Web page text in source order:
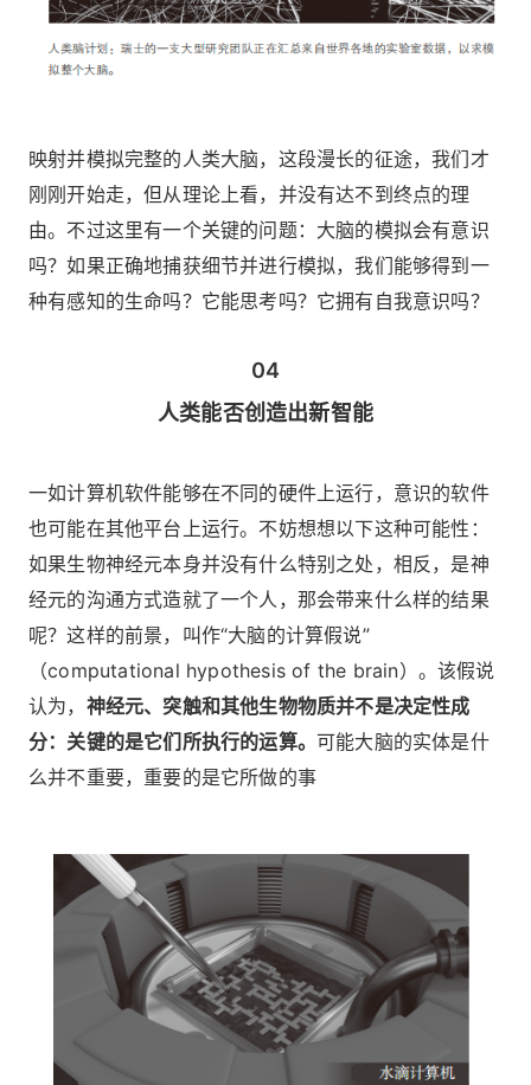
映射并模拟完整的人类大脑，这段漫长的征途，我们才
刚刚开始走，但从理论上看，并没有达不到终点的理
由。不过这里有一个关键的问题：大脑的模拟会有意识
吗？如果正确地捕获细节并进行模拟，我们能够得到一
种有感知的生命吗？它能思考吗？它拥有自我意识吗？
04
人类能否创造出新智能
一如计算机软件能够在不同的硬件上运行，意识的软件
也可能在其他平台上运行。不妨想想以下这种可能性：
如果生物神经元本身并没有什么特别之处，相反，是神
经元的沟通方式造就了一个人，那会带来什么样的结果
呢？这样的前景，叫作“大脑的计算假说”
（computational hypothesis of the brain）。该假说
认为， 神经元、突触和其他生物物质并不是决定性成
分：关键的是它们所执行的运算。 可能大脑的实体是什
么并不重要，重要的是它所做的事